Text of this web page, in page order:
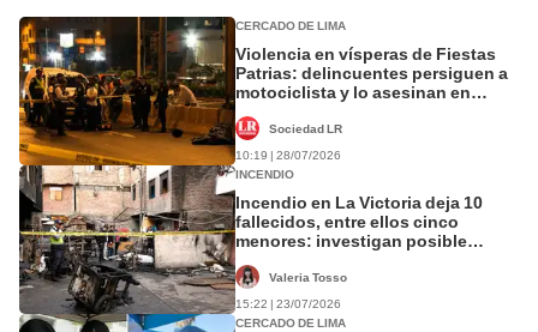
CERCADO DE LIMA
Violencia en vísperas de Fiestas
Patrias: delincuentes persiguen a
motociclista y lo asesinan en
Sociedad LR
10:19 | 28/07/2026
INCENDIO
Incendio en La Victoria deja 10
fallecidos, entre ellos cinco
menores: investigan posible
Valeria Tosso
15:22 | 23/07/2026
CERCADO DE LIMA